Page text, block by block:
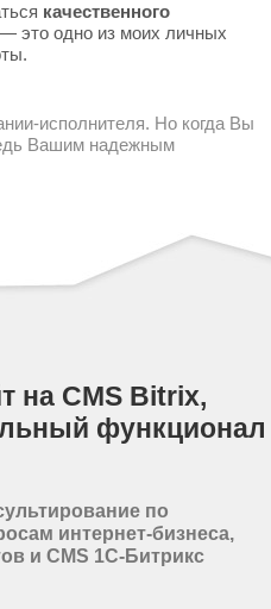
качественного
это одно из моих личных
исполнителя. Но когда Вы
Вашим надежным
на CMS Bitrix,
функционал
по
интернет-бизнеса,
и CMS 1С-Битрикс